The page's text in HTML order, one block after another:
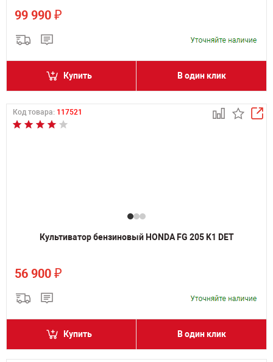
99 990 ₽
Купить В один клик
Код товара: 117521
Культиватор бензиновый HONDA FG 205 K1 DET
56 900 ₽
Купить В один клик